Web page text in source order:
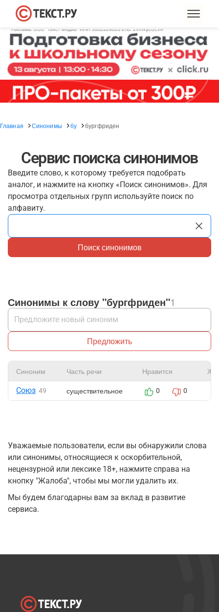
Главная Синонимы бу бургфриден
Сервис поиска синонимов
Введите слово, к которому требуется подобрать
аналог, и нажмите на кнопку «Поиск синонимов». Для
просмотра отдельных групп используйте поиск по
алфавиту.
Поиск синонимов
Синонимы к слову "бургфриден"1
Предложить
Синоним Часть речи Нравится
Союз 49 существительное 0 0
Уважаемые пользователи, если вы обнаружили слова
или синонимы, относящиеся к оскорбительной,
нецензурной или лексике 18+, нажмите справа на
кнопку "Жалоба", чтобы мы могли удалить их.
Мы будем благодарны вам за вклад в развитие
сервиса.